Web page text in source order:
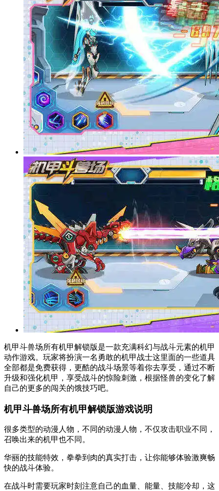
机甲斗兽场所有机甲解锁版是一款充满科幻与战斗元素的机甲
动作游戏。玩家将扮演一名勇敢的机甲战士这里面的一些道具
全部都是免费获得，更酷的战斗场景等着你去享受，通过不断
升级和强化机甲，享受战斗的惊险刺激，根据怪兽的变化了解
自己的更多的闯关的饿技巧吧。
机甲斗兽场所有机甲解锁版游戏说明
很多类型的动漫人物，不同的动漫人物，不仅攻击职业不同，
召唤出来的机甲也不同。
华丽的技能特效，拳拳到肉的真实打击，让你能够体验激爽畅
快的战斗体验。
在战斗时需要玩家时刻注意自己的血量、能量、技能冷却，这